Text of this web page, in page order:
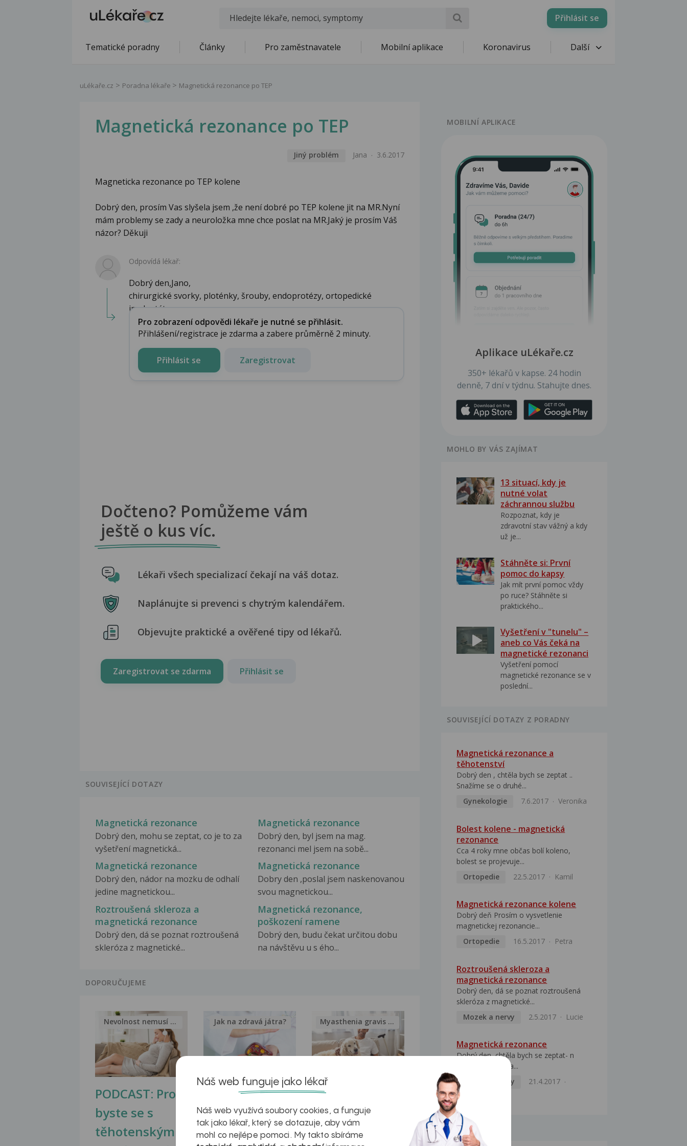
Přihlásit se
Tematické poradny Články Pro zaměstnavatele Mobilní aplikace Koronavirus Další
uLékaře.cz Poradna lékaře Magnetická rezonance po TEP
Magnetická rezonance po TEP
Jiný problém Jana 3.6.2017
Magneticka rezonance po TEP kolene
Dobrý den, prosím Vas slyšela jsem ,že není dobré po TEP kolene jit na MR.Nyní
mám problemy se zady a neuroložka mne chce poslat na MR.Jaký je prosím Váš
názor? Děkuji
Odpovídá lékař:
Dobrý den,Jano,
chirurgické svorky, ploténky, šrouby, endoprotézy, ortopedické
implantáty n...
Pro zobrazení odpovědi lékaře je nutné se přihlásit.
Přihlášení/registrace je zdarma a zabere průměrně 2 minuty.
Přihlásit se Zaregistrovat
Dočteno? Pomůžeme vám
ještě o kus víc.
Lékaři všech specializací čekají na váš dotaz.
Naplánujte si prevenci s chytrým kalendářem.
Objevujte praktické a ověřené tipy od lékařů.
Zaregistrovat se zdarma Přihlásit se
SOUVISEJÍCÍ DOTAZY
Magnetická rezonance
Dobrý den, mohu se zeptat, co je to za
vyšetření magnetická...
Magnetická rezonance
Dobrý den, byl jsem na mag.
rezonanci mel jsem na sobě...
Magnetická rezonance
Dobrý den, nádor na mozku de odhalí
jedine magnetickou...
Magnetická rezonance
Dobry den ,poslal jsem naskenovanou
svou magnetickou...
Roztroušená skleroza a
magnetická rezonance
Dobrý den, dá se poznat roztroušená
skleróza z magnetické...
Magnetická rezonance,
poškození ramene
Dobrý den, budu čekat určitou dobu
na návštěvu u s ého...
DOPORUČUJEME
PODCAST: Proč
byste se s
těhotenskými
Nevolnost nemusí být nutnou...
Ztukovatění
jater v datech a
obrazech
Jak na zdravá játra?
Inovativní
léčba
myastenie –
Myasthenia gravis – vše, co...
MOBILNÍ APLIKACE
Aplikace uLékaře.cz
350+ lékařů v kapse. 24 hodin
denně, 7 dní v týdnu. Stahujte dnes.
MOHLO BY VÁS ZAJÍMAT
13 situací, kdy je
nutné volat
záchrannou službu
Rozpoznat, kdy je
zdravotní stav vážný a kdy
už je...
Stáhněte si: První
pomoc do kapsy
Jak mít první pomoc vždy
po ruce? Stáhněte si
praktického...
Vyšetření v "tunelu" –
aneb co Vás čeká na
magnetické rezonanci
Vyšetření pomocí
magnetické rezonance se v
poslední...
SOUVISEJÍCÍ DOTAZY Z PORADNY
Magnetická rezonance a
těhotenství
Dobrý den , chtěla bych se zeptat ..
Snažíme se o druhé...
Gynekologie
7.6.2017 Veronika
Bolest kolene - magnetická
rezonance
Cca 4 roky mne občas bolí koleno,
bolest se projevuje...
Ortopedie
22.5.2017 Kamil
Magnetická rezonance kolene
Dobrý deň Prosím o vysvetlenie
magnetickej rezonancie...
Ortopedie
16.5.2017 Petra
Roztroušená skleroza a
magnetická rezonance
Dobrý den, dá se poznat roztroušená
skleróza z magnetické...
Mozek a nervy
2.5.2017 Lucie
Magnetická rezonance
Dobrý den, chtěla bych se zeptat- n
mám žádanku na...
Mozek a nervy
21.4.2017
Krsková
NEMOCI
Náš web funguje jako lékař
Náš web využívá soubory cookies, a funguje
tak jako lékař, který se dotazuje, aby vám
mohl co nejlépe pomoci. My takto sbíráme